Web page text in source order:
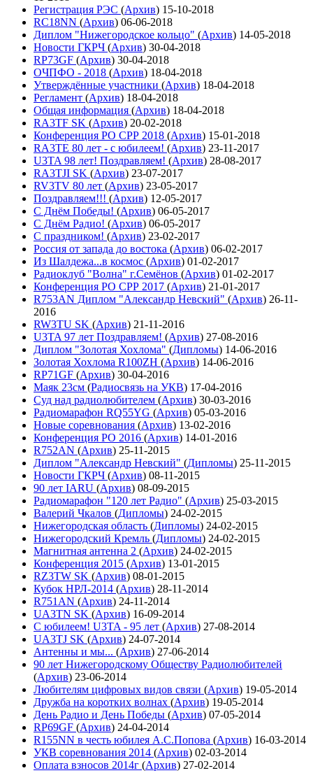
Регистрация РЭС (Архив) 15-10-2018
RC18NN (Архив) 06-06-2018
Диплом "Нижегородское кольцо" (Архив) 14-05-2018
Новости ГКРЧ (Архив) 30-04-2018
RP73GF (Архив) 30-04-2018
ОЧПФО - 2018 (Архив) 18-04-2018
Утверждённые участники (Архив) 18-04-2018
Регламент (Архив) 18-04-2018
Общая информация (Архив) 18-04-2018
RA3TF SK (Архив) 20-02-2018
Конференция РО СРР 2018 (Архив) 15-01-2018
RA3TE 80 лет - с юбилеем! (Архив) 23-11-2017
U3TA 98 лет! Поздравляем! (Архив) 28-08-2017
RA3TJI SK (Архив) 23-07-2017
RV3TV 80 лет (Архив) 23-05-2017
Поздравляем!!! (Архив) 12-05-2017
С Днём Победы! (Архив) 06-05-2017
С Днём Радио! (Архив) 06-05-2017
С праздником! (Архив) 23-02-2017
Россия от запада до востока (Архив) 06-02-2017
Из Шалдежа...в космос (Архив) 01-02-2017
Радиоклуб "Волна" г.Семёнов (Архив) 01-02-2017
Конференция РО СРР 2017 (Архив) 21-01-2017
R753AN Диплом "Александр Невский" (Архив) 26-11-
2016
RW3TU SK (Архив) 21-11-2016
U3TA 97 лет Поздравляем! (Архив) 27-08-2016
Диплом "Золотая Хохлома" (Дипломы) 14-06-2016
Золотая Хохлома R100ZH (Архив) 14-06-2016
RP71GF (Архив) 30-04-2016
Маяк 23см (Радиосвязь на УКВ) 17-04-2016
Суд над радиолюбителем (Архив) 30-03-2016
Радиомарафон RQ55YG (Архив) 05-03-2016
Новые соревнования (Архив) 13-02-2016
Конференция РО 2016 (Архив) 14-01-2016
R752AN (Архив) 25-11-2015
Диплом "Александр Невский" (Дипломы) 25-11-2015
Новости ГКРЧ (Архив) 08-11-2015
90 лет IARU (Архив) 08-09-2015
Радиомарафон "120 лет Радио" (Архив) 25-03-2015
Валерий Чкалов (Дипломы) 24-02-2015
Нижегородская область (Дипломы) 24-02-2015
Нижегородский Кремль (Дипломы) 24-02-2015
Магнитная антенна 2 (Архив) 24-02-2015
Конференция 2015 (Архив) 13-01-2015
RZ3TW SK (Архив) 08-01-2015
Кубок НРЛ-2014 (Архив) 28-11-2014
R751AN (Архив) 24-11-2014
UA3TN SK (Архив) 16-09-2014
С юбилеем! U3TA - 95 лет (Архив) 27-08-2014
UA3TJ SK (Архив) 24-07-2014
Антенны и мы... (Архив) 27-06-2014
90 лет Нижегородскому Обществу Радиолюбителей
(Архив) 23-06-2014
Любителям цифровых видов связи (Архив) 19-05-2014
Дружба на коротких волнах (Архив) 19-05-2014
День Радио и День Победы (Архив) 07-05-2014
RP69GF (Архив) 24-04-2014
R155NN в честь юбилея А.С.Попова (Архив) 16-03-2014
УКВ соревнования 2014 (Архив) 02-03-2014
Оплата взносов 2014г (Архив) 27-02-2014